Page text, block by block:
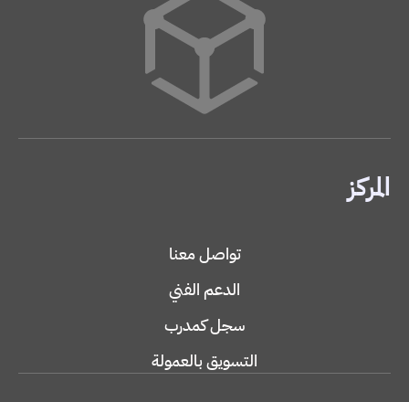
المركز
تواصل معنا
الدعم الفني
سجل كمدرب
التسويق بالعمولة